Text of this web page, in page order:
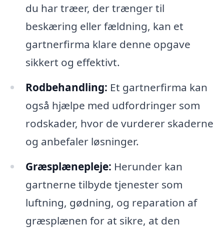
du har træer, der trænger til
beskæring eller fældning, kan et
gartnerfirma klare denne opgave
sikkert og effektivt.
Rodbehandling: Et gartnerfirma kan
også hjælpe med udfordringer som
rodskader, hvor de vurderer skaderne
og anbefaler løsninger.
Græsplænepleje: Herunder kan
gartnerne tilbyde tjenester som
luftning, gødning, og reparation af
græsplænen for at sikre, at den